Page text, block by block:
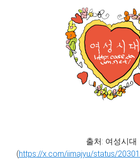
출처: 여성시대
(https://x.com/iimajyu/status/